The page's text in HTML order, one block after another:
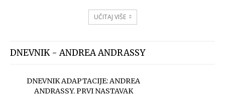
UČITAJ VIŠE
DNEVNIK - ANDREA ANDRASSY
DNEVNIK ADAPTACIJE: ANDREA
ANDRASSY. PRVI NASTAVAK